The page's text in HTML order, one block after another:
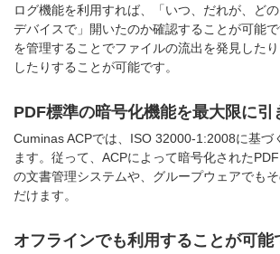
ログ機能を利用すれば、「いつ、だれが、ど
デバイスで」開いたのか確認することが可能
を管理することでファイルの流出を発見した
したりすることが可能です。
PDF標準の暗号化機能を最大限に引
Cuminas ACPでは、ISO 32000-1:2008に基づ
ます。従って、ACPによって暗号化された
の文書管理システムや、グループウェアでも
だけます。
オフラインでも利用することが可能